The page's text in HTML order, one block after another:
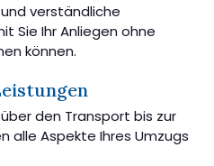
verständliche
Sie Ihr Anliegen ohne
können.
den Transport bis zur
alle Aspekte Ihres Umzugs